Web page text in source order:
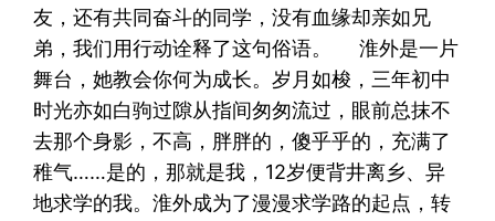
友，还有共同奋斗的同学，没有血缘却亲如兄
弟，我们用行动诠释了这句俗语。 淮外是一片
舞台，她教会你何为成长。岁月如梭，三年初中
时光亦如白驹过隙从指间匆匆流过，眼前总抹不
去那个身影，不高，胖胖的，傻乎乎的，充满了
稚气……是的，那就是我，12岁便背井离乡、异
地求学的我。淮外成为了漫漫求学路的起点，转